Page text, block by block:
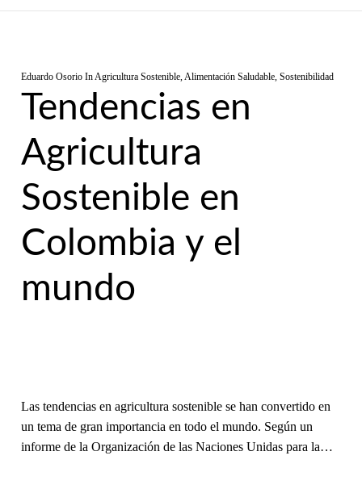
Eduardo Osorio InAgricultura Sostenible,Alimentación Saludable, Sostenibilidad
Tendencias en
Agricultura
Sostenible en
Colombia y el
mundo
Las tendencias en agricultura sostenible se han convertido en
un tema de gran importancia en todo el mundo. Según un
informe de la Organización de las Naciones Unidas para la…